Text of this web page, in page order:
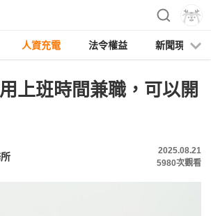
人資充電 法令權益 新聞現場
上班時間兼職，可以開
2025.08.21
5980次觀看